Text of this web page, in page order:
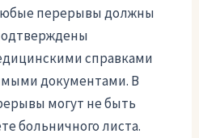
перерывы должны
справками
документами. В
могут не быть
больничного листа.